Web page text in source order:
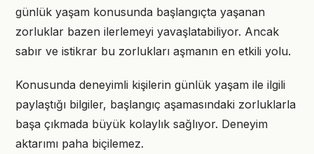
günlük yaşam konusunda başlangıçta yaşanan
zorluklar bazen ilerlemeyi yavaşlatabiliyor. Ancak
sabır ve istikrar bu zorlukları aşmanın en etkili yolu.
Konusunda deneyimli kişilerin günlük yaşam ile ilgili
paylaştığı bilgiler, başlangıç aşamasındaki zorluklarla
başa çıkmada büyük kolaylık sağlıyor. Deneyim
aktarımı paha biçilemez.